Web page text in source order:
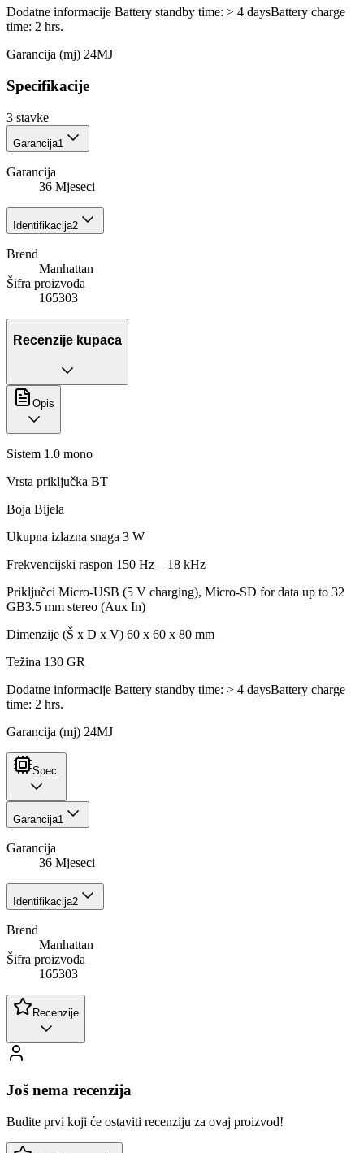
Dodatne informacije Battery standby time: > 4 daysBattery charge
time: 2 hrs.
Garancija (mj) 24MJ
Specifikacije
3 stavke
Garancija1
Garancija
36 Mjeseci
Identifikacija2
Brend
Manhattan
Šifra proizvoda
165303
Recenzije kupaca
Opis
Sistem 1.0 mono
Vrsta priključka BT
Boja Bijela
Ukupna izlazna snaga 3 W
Frekvencijski raspon 150 Hz – 18 kHz
Priključci Micro-USB (5 V charging), Micro-SD for data up to 32
GB3.5 mm stereo (Aux In)
Dimenzije (Š x D x V) 60 x 60 x 80 mm
Težina 130 GR
Dodatne informacije Battery standby time: > 4 daysBattery charge
time: 2 hrs.
Garancija (mj) 24MJ
Spec.
Garancija1
Garancija
36 Mjeseci
Identifikacija2
Brend
Manhattan
Šifra proizvoda
165303
Recenzije
Još nema recenzija
Budite prvi koji će ostaviti recenziju za ovaj proizvod!